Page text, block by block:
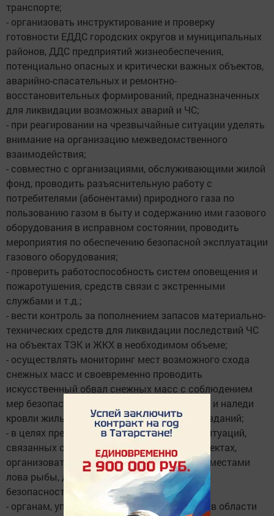
транспорте;
- организовать инструктирование и проверку
готовности ЕДДС городских округов и муниципальных
районов, ДДС предприятий жизнеобеспечения,
потенциально опасных и критически важных объектов,
аварийно-спасательных и ремонтно-
восстановительных формирований, предназначенных
для ликвидации возможных аварий и ЧС;
- при реагировании на чрезвычайные ситуации уделять
внимание на организацию межведомственного
взаимодействия;
- совместно с организациями, обслуживающими жилой
фонд, проводить разъяснительную работу с
потребителями (абонентами) природного газа по
пользованию газом в быту и содержанию ими газового
оборудования в исправном состоянии, проводить
мероприятия по обеспечению безопасной эксплуатации
газового оборудования;
- проверить работоспособность систем оповещения и
пожаротушения, средств связи с экстренными
службами и т.д.;
- вести контроль за пополнением запасов материально-
технических средств для ликвидации последствий ЧС
на объектах ТЭК и ЖКХ в необходимом объеме;
- осуществлять мониторинг мест возможного схода
снежных масс и своевременно проводить
искусственный обвал снежных масс с соблюдением
мер безопасности, а также очистку от снега и наледи
кровли жилых домов и административных зданий;
- в целях предотвращения чрезвычайных ситуаций,
связанных с гибелью людей на водных объектах,
организовать контроль за традиционными местами
лова рыбы, довести до населения правила
безопасности на льду;
- органам, уполномоченным решать задачи в области